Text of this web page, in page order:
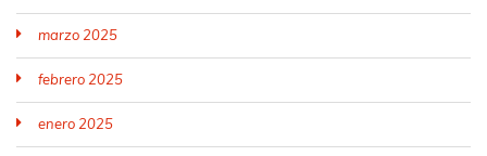
marzo 2025
febrero 2025
enero 2025